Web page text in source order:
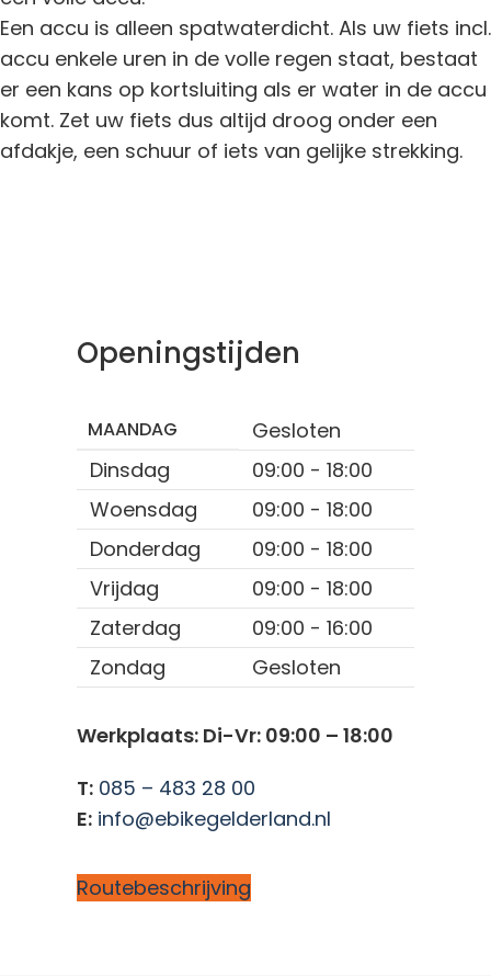
Een accu is alleen spatwaterdicht. Als uw fiets incl.
accu enkele uren in de volle regen staat, bestaat
er een kans op kortsluiting als er water in de accu
komt. Zet uw fiets dus altijd droog onder een
afdakje, een schuur of iets van gelijke strekking.
Openingstijden
MAANDAG
Gesloten
Dinsdag
09:00 - 18:00
Woensdag
09:00 - 18:00
Donderdag
09:00 - 18:00
Vrijdag
09:00 - 18:00
Zaterdag
09:00 - 16:00
Zondag
Gesloten
Werkplaats: Di-Vr: 09:00 – 18:00
T: 085 – 483 28 00
E: info@ebikegelderland.nl
Routebeschrijving